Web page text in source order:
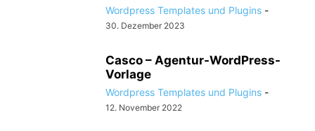
Wordpress Templates und Plugins -
30. Dezember 2023
Casco – Agentur-WordPress-
Vorlage
Wordpress Templates und Plugins -
12. November 2022